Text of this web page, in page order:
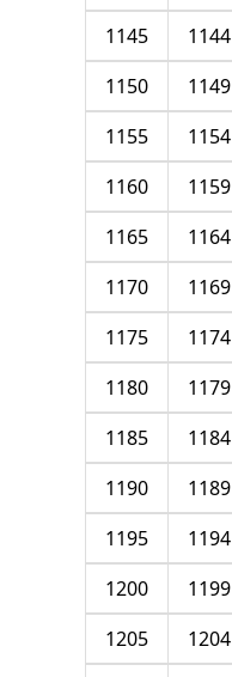
1144
1145
1149
1150
1154
1155
1159
1160
1164
1165
1169
1170
1174
1175
1179
1180
1184
1185
1189
1190
1194
1195
1199
1200
1204
1205